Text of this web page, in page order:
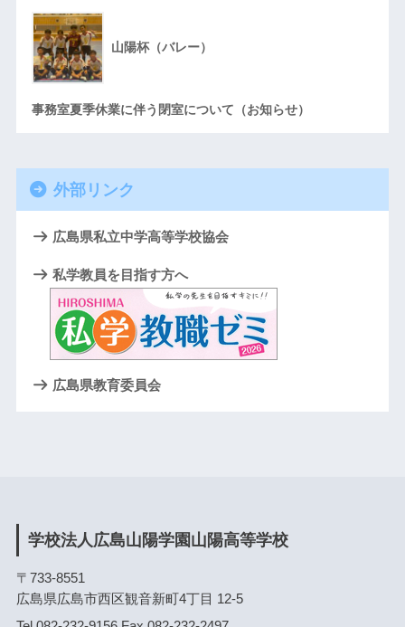
山陽杯（バレー）
事務室夏季休業に伴う閉室について（お知らせ）
外部リンク
広島県私立中学高等学校協会
私学教員を目指す方へ
広島県教育委員会
学校法人広島山陽学園山陽高等学校
〒733-8551
広島県広島市西区観音新町4丁目 12-5